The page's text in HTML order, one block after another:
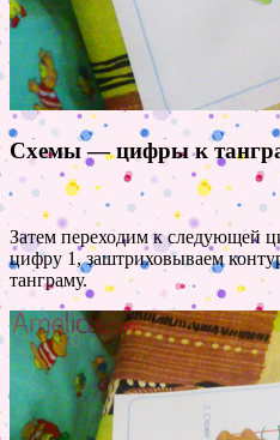
Схемы — цифры к
Затем переходим к следующей
цифру 1, заштриховываем
танграму.